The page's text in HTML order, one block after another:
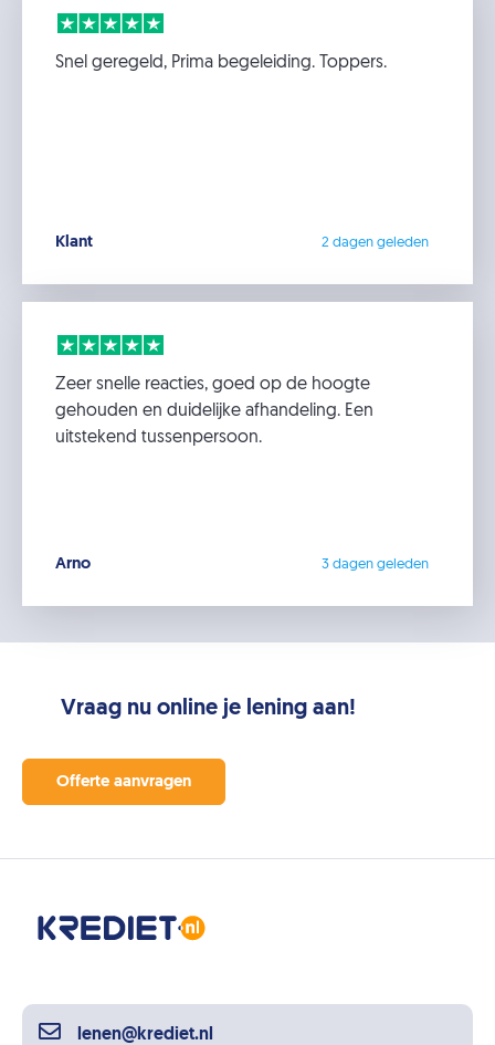
Snel geregeld, Prima begeleiding. Toppers.
Klant 2 dagen geleden
Zeer snelle reacties, goed op de hoogte
gehouden en duidelijke afhandeling. Een
uitstekend tussenpersoon.
Arno 3 dagen geleden
Vraag nu online je lening aan!
Offerte aanvragen
lenen@krediet.nl